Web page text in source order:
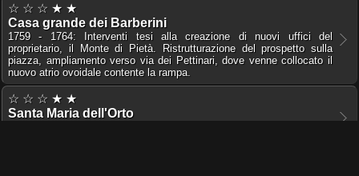
☆ ☆ ☆ ★ ★
Casa grande dei Barberini
1759 - 1764: Interventi tesi alla creazione di nuovi uffici del
proprietario, il Monte di Pietà. Ristrutturazione del prospetto sulla
piazza, ampliamento verso via dei Pettinari, dove venne collocato il
nuovo atrio ovoidale contente la rampa.
☆ ☆ ☆ ★ ★
Santa Maria dell'Orto